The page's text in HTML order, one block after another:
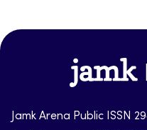
Jamk-
arena
Jamk Arena Public ISSN